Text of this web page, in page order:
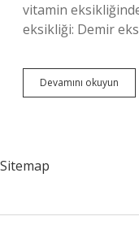
vitamin
eksikliği: Demir
Devamını okuyun
Sitemap